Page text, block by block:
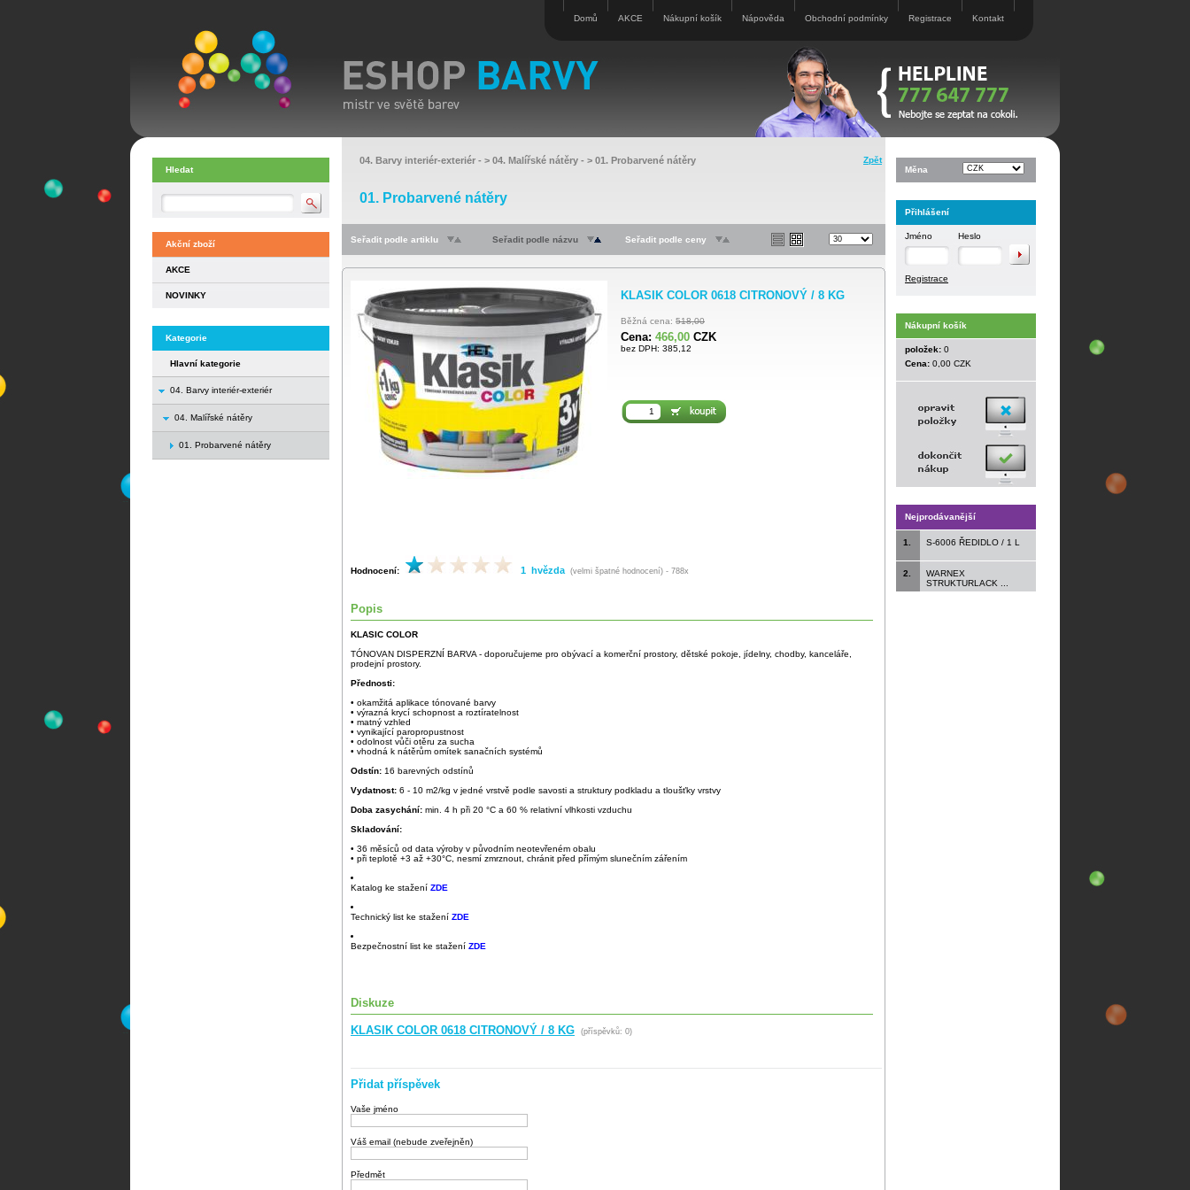
Domů AKCE Nákupní košík Nápověda Obchodní podmínky Registrace Kontakt
Hledat
Akční zboží
AKCE
NOVINKY
Kategorie
Hlavní kategorie
04. Barvy interiér-exteriér
04. Malířské nátěry
01. Probarvené nátěry
04. Barvy interiér-exteriér - > 04. Malířské nátěry - > 01. Probarvené nátěry Zpět
01. Probarvené nátěry
Seřadit podle artiklu Seřadit podle názvu Seřadit podle ceny
KLASIK COLOR 0618 CITRONOVÝ / 8 KG
Běžná cena: 518,00
Cena: 466,00 CZK
bez DPH: 385,12
Hodnocení: 1 hvězda (velmi špatné hodnocení) - 788x
Popis
KLASIC COLOR
TÓNOVAN DISPERZNÍ BARVA - doporučujeme pro obývací a komerční prostory, dětské pokoje, jídelny, chodby, kanceláře,
prodejní prostory.
Přednosti:
• okamžitá aplikace tónované barvy
• výrazná krycí schopnost a roztíratelnost
• matný vzhled
• vynikající paropropustnost
• odolnost vůči otěru za sucha
• vhodná k nátěrům omítek sanačních systémů
Odstín: 16 barevných odstínů
Vydatnost: 6 - 10 m2/kg v jedné vrstvě podle savosti a struktury podkladu a tloušťky vrstvy
Doba zasychání: min. 4 h při 20 °C a 60 % relativní vlhkosti vzduchu
Skladování:
• 36 měsíců od data výroby v původním neotevřeném obalu
• při teplotě +3 až +30°C, nesmí zmrznout, chránit před přímým slunečním zářením
Katalog ke stažení ZDE
Technický list ke stažení ZDE
Bezpečnostní list ke stažení ZDE
Diskuze
KLASIK COLOR 0618 CITRONOVÝ / 8 KG (příspěvků: 0)
Přidat příspěvek
Vaše jméno
Váš email (nebude zveřejněn)
Předmět
Měna
Přihlášení
Jméno Heslo
Registrace
Nákupní košík
položek: 0
Cena: 0,00 CZK
Nejprodávanější
1. S-6006 ŘEDIDLO / 1 L
2.
WARNEX
STRUKTURLACK ...